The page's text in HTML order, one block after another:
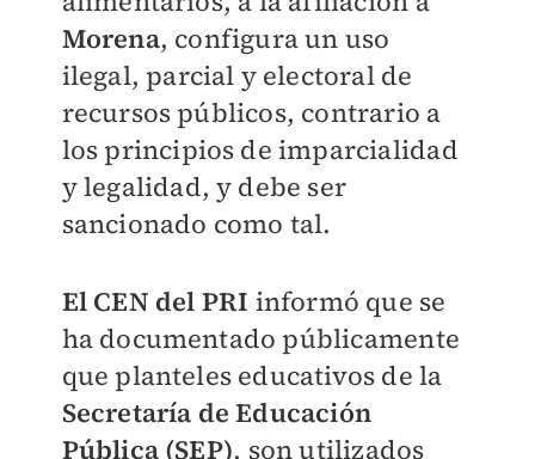
Morena, configura un uso
ilegal, parcial y electoral de
recursos públicos, contrario a
los principios de imparcialidad
y legalidad, y debe ser
sancionado como tal.
El CEN del PRI informó que se
ha documentado públicamente
que planteles educativos de la
Secretaría de Educación
Pública (SEP), son utilizados